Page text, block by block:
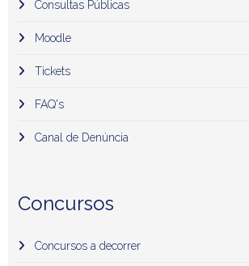
Consultas Públicas
Moodle
Tickets
FAQ's
Canal de Denúncia
Concursos
Concursos a decorrer